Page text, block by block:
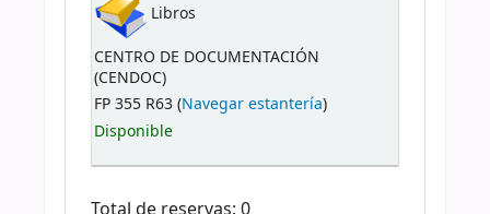
Libros
CENTRO DE DOCUMENTACIÓN
(CENDOC)
FP 355 R63 (Navegar estantería)
Disponible